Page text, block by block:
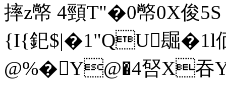
摔z幤 4頸T"�0幤0X俊
{I{釲$|�1"QU镼�1l
@%�Y@�4唘X吞